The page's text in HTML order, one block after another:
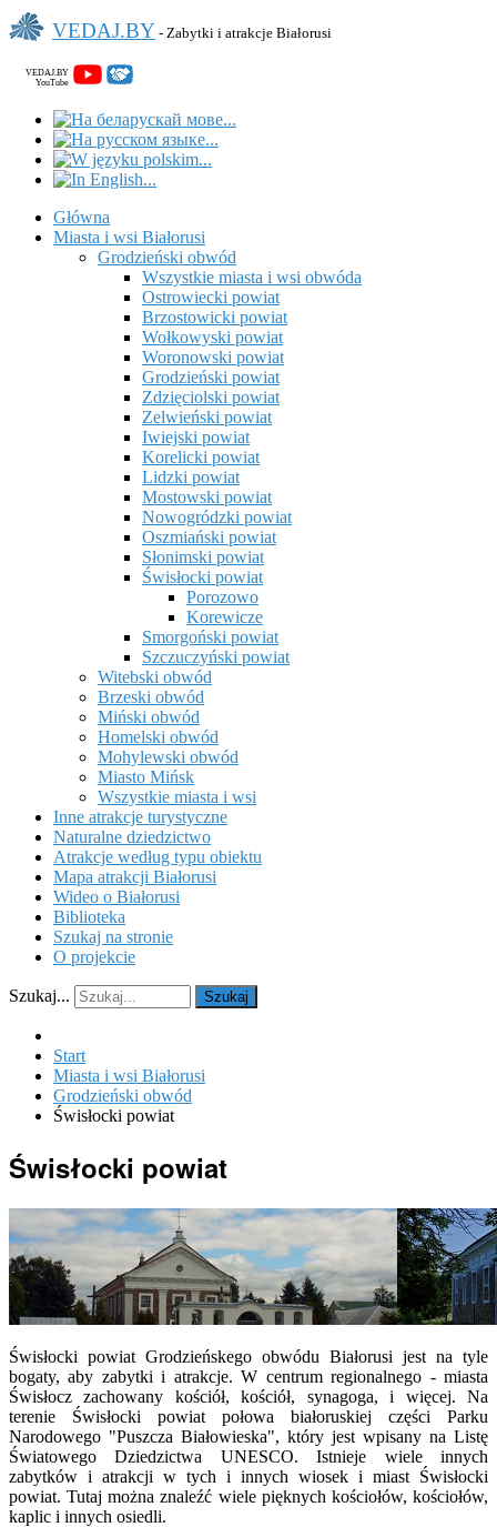
VEDAJ.BY - Zabytki i atrakcje Białorusi
VEDAJ.BY
YouTube
Główna
Miasta i wsi Białorusi
Grodzieński obwód
Wszystkie miasta i wsi obwóda
Ostrowiecki powiat
Brzostowicki powiat
Wołkowyski powiat
Woronowski powiat
Grodzieński powiat
Zdzięciolski powiat
Zelwieński powiat
Iwiejski powiat
Korelicki powiat
Lidzki powiat
Mostowski powiat
Nowogródzki powiat
Oszmiański powiat
Słonimski powiat
Świsłocki powiat
Porozowo
Korewicze
Smorgoński powiat
Szczuczyński powiat
Witebski obwód
Brzeski obwód
Miński obwód
Homelski obwód
Mohylewski obwód
Miasto Mińsk
Wszystkie miasta i wsi
Inne atrakcje turystyczne
Naturalne dziedzictwo
Atrakcje według typu obiektu
Mapa atrakcji Białorusi
Wideo o Białorusi
Biblioteka
Szukaj na stronie
O projekcie
Szukaj... Szukaj
Start
Miasta i wsi Białorusi
Grodzieński obwód
Świsłocki powiat
Świsłocki powiat
Świsłocki powiat Grodzieńskego obwódu Białorusi jest na tyle
bogaty, aby zabytki i atrakcje. W centrum regionalnego - miasta
Świsłocz zachowany kościół, kościół, synagoga, i więcej. Na
terenie Świsłocki powiat połowa białoruskiej części Parku
Narodowego "Puszcza Białowieska", który jest wpisany na Listę
Światowego Dziedzictwa UNESCO. Istnieje wiele innych
zabytków i atrakcji w tych i innych wiosek i miast Świsłocki
powiat. Tutaj można znaleźć wiele pięknych kościołów, kościołów,
kaplic i innych osiedli.